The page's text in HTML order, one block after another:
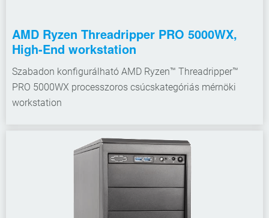
AMD Ryzen Threadripper PRO 5000WX,
High-End workstation
Szabadon konfigurálható AMD Ryzen™ Threadripper™
PRO 5000WX processzoros csúcskategóriás mérnöki
workstation